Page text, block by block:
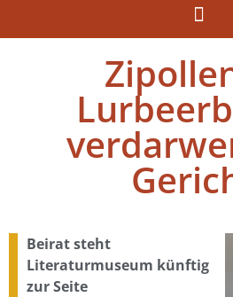
Beirat steht
Literaturmuseum künftig
zur Seite